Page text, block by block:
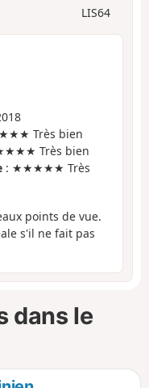
LIS64
Très bien
Très bien
: ★★★★★ Très
points de vue.
s'il ne fait pas
dans le